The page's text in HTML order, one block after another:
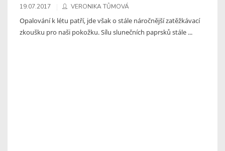
19.07.2017 VERONIKA TŮMOVÁ
Opalování k létu patří, jde však o stále náročnější zatěžkávací
zkoušku pro naši pokožku. Sílu slunečních paprsků stále ...